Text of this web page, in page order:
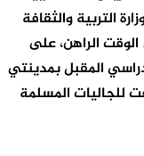
التربية والثقافة
الراهن، على
المقبل بمدينتي
للجاليات المسلمة